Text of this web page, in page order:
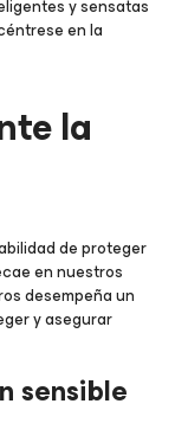
y sensatas
en la
la
de proteger
en nuestros
desempeña un
y asegurar
sensible